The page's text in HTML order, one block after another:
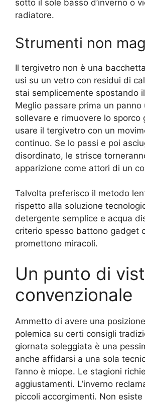
sotto il sole basso d’inverno o
radiatore.
Strumenti non
Il tergivetro non è una
usi su un vetro con residui di
stai semplicemente spostando
Meglio passare prima un panno
sollevare e rimuovere lo sporco
usare il tergivetro con un
continuo. Se lo passi e poi
disordinato, le strisce
apparizione come attori di un
Talvolta preferisco il metodo
rispetto alla soluzione
detergente semplice e acqua
criterio spesso battono gadget
promettono miracoli.
Un punto di
convenzionale
Ammetto di avere una posizione
polemica su certi consigli
giornata soleggiata è una
anche affidarsi a una sola
l’anno è miope. Le stagioni
aggiustamenti. L’inverno
piccoli accorgimenti. Non esiste